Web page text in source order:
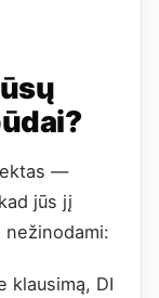
—
jūs jį
klausimą, DI